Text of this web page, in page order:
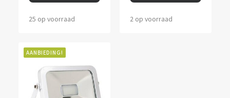
25 op voorraad 2 op voorraad
AANBIEDING!